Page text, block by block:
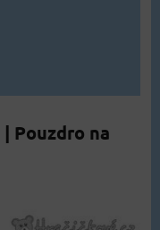
Pouzdro na